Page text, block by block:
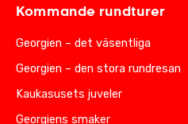
Kommande rundturer
Georgien – det väsentliga
Georgien – den stora rundresan
Kaukasusets juveler
Georgiens smaker